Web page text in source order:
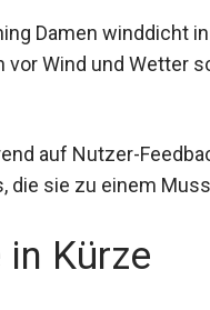
Damen winddicht
vor Wind und Wetter
auf Nutzer-
die sie zu einem
Kürze